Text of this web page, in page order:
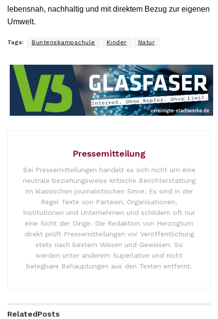
lebensnah, nachhaltig und mit direktem Bezug zur eigenen
Umwelt.
Tags: Buntenskampschule Kinder Natur
Pressemitteilung
Bei Pressemitteilungen handelt es sich nicht um eine
neutrale beziehungsweise kritische Berichterstattung
im klassischen journalistischen Sinne. Es sind in der
Regel Texte von Parteien, Organisationen,
Institutionen und Unternehmen und schildern oft nur
eine Sicht der Dinge. Die Redaktion von Herzogtum
direkt prüft Pressemitteilungen vor Veröffentlichung
stets nach bestem Wissen und Gewissen. So
werden unter anderem Superlative und nicht
belegbare Behauptungen aus den Texten entfernt.
RelatedPosts